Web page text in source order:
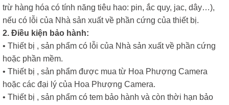
trừ hàng hóa có tính năng tiêu hao: pin, ắc quy, jac, dây…),
nếu có lỗi của Nhà sản xuất về phần cứng của thiết bị.
2. Điều kiện bảo hành:
• Thiết bị , sản phẩm có lỗi của Nhà sản xuất về phần cứng
hoặc phần mềm.
• Thiết bị , sản phẩm được mua từ Hoa Phượng Camera
hoặc các đại lý của Hoa Phượng Camera.
• Thiết bị , sản phẩm có tem bảo hành và còn thời hạn bảo